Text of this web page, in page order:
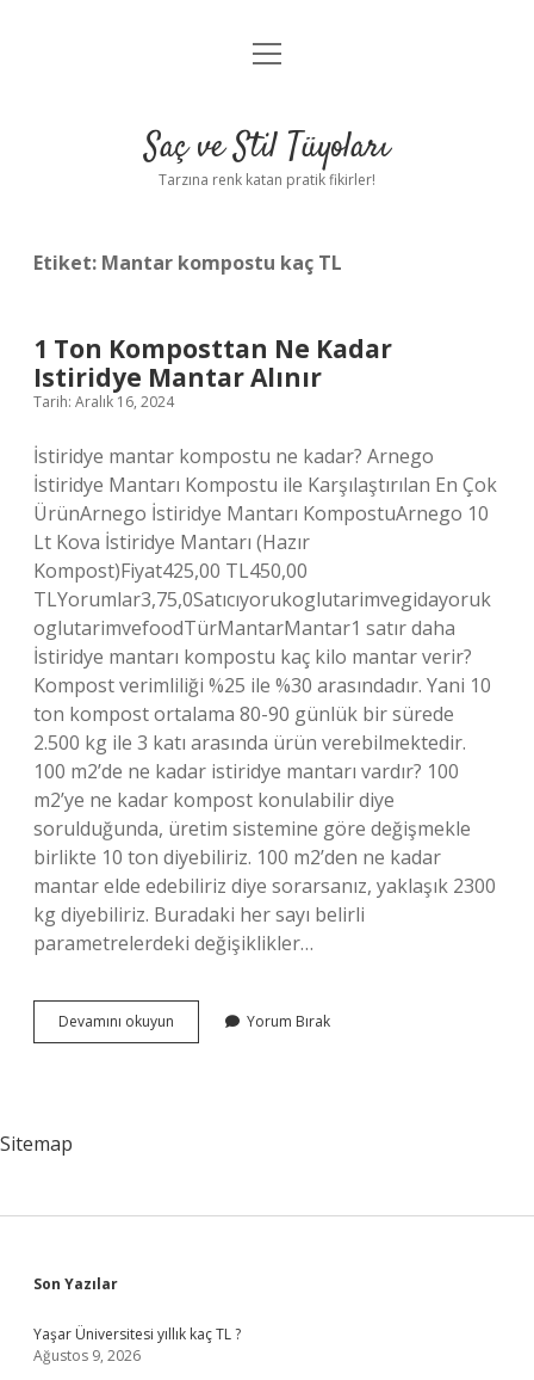
Anasayfa
Yasal Uyarı
menüyü
Saç ve Stil Tüyoları
Tarzına renk katan pratik fikirler!
Etiket: Mantar kompostu kaç TL
1 Ton Komposttan Ne Kadar
Istiridye Mantar Alınır
Tarih: Aralık 16, 2024
İstiridye mantar kompostu ne kadar? Arnego
İstiridye Mantarı Kompostu ile Karşılaştırılan En Çok
ÜrünArnego İstiridye Mantarı KompostuArnego 10
Lt Kova İstiridye Mantarı (Hazır
Kompost)Fiyat425,00 TL450,00
TLYorumlar3,75,0Satıcıyorukoglutarimvegidayoruk
oglutarimvefoodTürMantarMantar1 satır daha
İstiridye mantarı kompostu kaç kilo mantar verir?
Kompost verimliliği %25 ile %30 arasındadır. Yani 10
ton kompost ortalama 80-90 günlük bir sürede
2.500 kg ile 3 katı arasında ürün verebilmektedir.
100 m2’de ne kadar istiridye mantarı vardır? 100
m2’ye ne kadar kompost konulabilir diye
sorulduğunda, üretim sistemine göre değişmekle
birlikte 10 ton diyebiliriz. 100 m2’den ne kadar
mantar elde edebiliriz diye sorarsanız, yaklaşık 2300
kg diyebiliriz. Buradaki her sayı belirli
parametrelerdeki değişiklikler…
Devamını okuyun
Ton
Yorum Bırak
Sitemap
Sidebar
Son Yazılar
Yaşar Üniversitesi yıllık kaç TL ?
Ağustos 9, 2026